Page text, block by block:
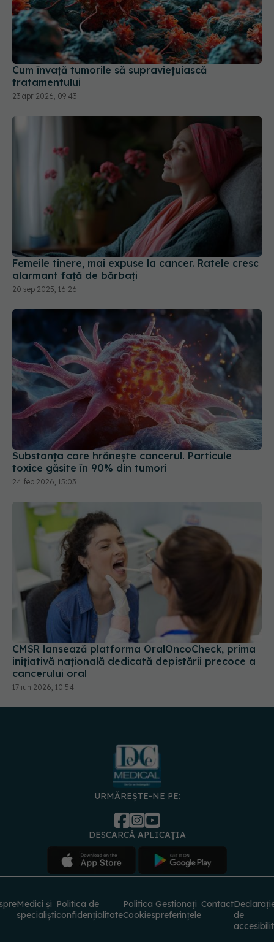
Cum învață tumorile să supraviețuiască
tratamentului
23 apr 2026, 09:43
Femeile tinere, mai expuse la cancer. Ratele cresc
alarmant față de bărbați
20 sep 2025, 16:26
Substanța care hrănește cancerul. Particule
toxice găsite în 90% din tumori
24 feb 2026, 15:03
CMSR lansează platforma OralOncoCheck, prima
inițiativă națională dedicată depistării precoce a
cancerului oral
17 iun 2026, 10:54
URMĂREȘTE-NE PE:
DESCARCĂ APLICAȚIA
Medici și
specialiști
Politica de
confidențialitate
Politica
Cookies
Gestionați
preferințele
Contact
de